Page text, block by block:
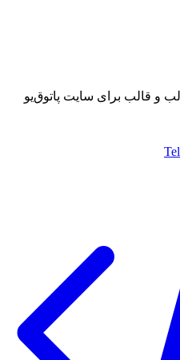
و قالب برای سایت پاتوق‌یو